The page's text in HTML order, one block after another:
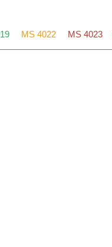
MS 4022 MS 4023